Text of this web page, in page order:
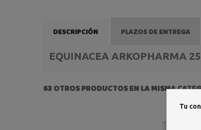
DESCRIPCIÓN PLAZOS DE ENTREGA
EQUINACEA ARKOPHARMA
63 OTROS PRODUCTOS EN LA MISMA
Tu